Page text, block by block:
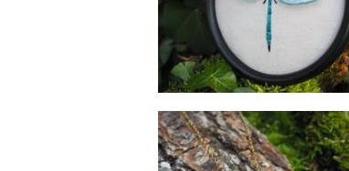
85€
Nerthis des Mousses